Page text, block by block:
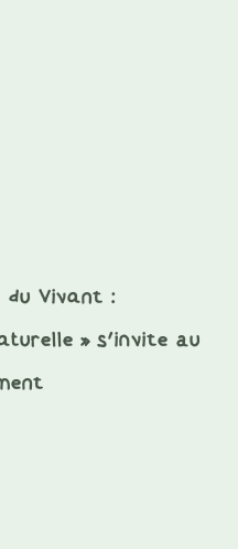
du Vivant :
» s’invite au